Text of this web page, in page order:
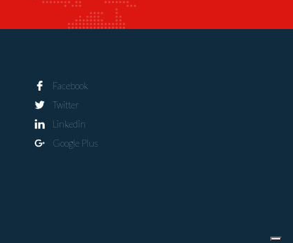
Facebook
Twitter
Linkedin
Google Plus